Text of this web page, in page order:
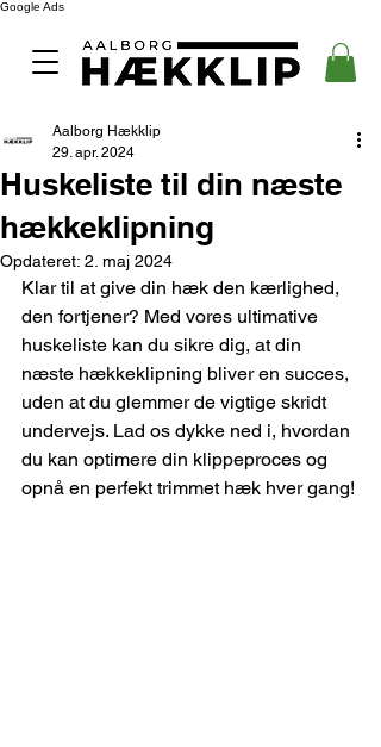
Google Ads
Huskeliste til din næste
hækkeklipning
Aalborg Hækklip
29. apr. 2024
Opdateret: 2. maj 2024
Klar til at give din hæk den kærlighed,
den fortjener? Med vores ultimative
huskeliste kan du sikre dig, at din
næste hækkeklipning bliver en succes,
uden at du glemmer de vigtige skridt
undervejs. Lad os dykke ned i, hvordan
du kan optimere din klippeproces og
opnå en perfekt trimmet hæk hver gang!